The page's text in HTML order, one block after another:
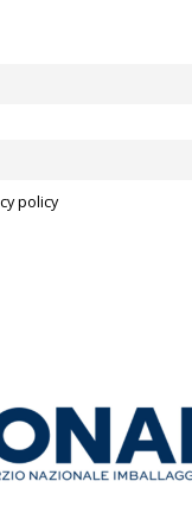
policy